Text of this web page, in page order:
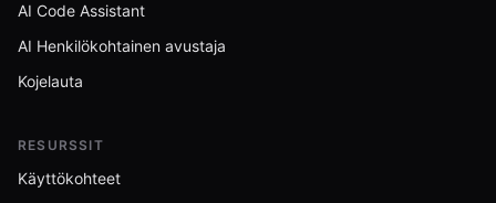
AI Code Assistant
AI Henkilökohtainen avustaja
Kojelauta
RESURSSIT
Käyttökohteet